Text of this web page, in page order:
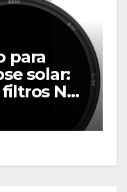
para
solar:
ND